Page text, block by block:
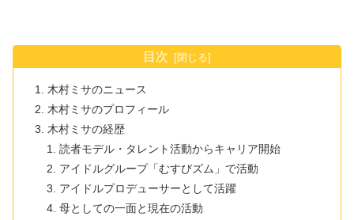
目次
木村ミサのニュース
木村ミサのプロフィール
木村ミサの経歴
読者モデル・タレント活動からキャリア開始
アイドルグループ「むすびズム」で活動
アイドルプロデューサーとして活躍
母としての一面と現在の活動